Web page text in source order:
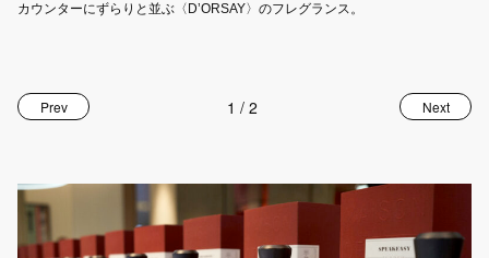
カウンターにずらりと並ぶ〈D’ORSAY〉のフレグランス。
1 /2
Prev Next